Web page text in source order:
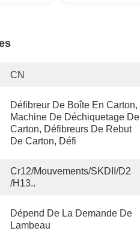
CN
Défibreur De Boîte En Carton,
Machine De Déchiquetage De
Carton, Défibreurs De Rebut
De Carton, Défi
Cr12/mouvements/SKDII/D2
/H13..
Dépend De La Demande De
Lambeau